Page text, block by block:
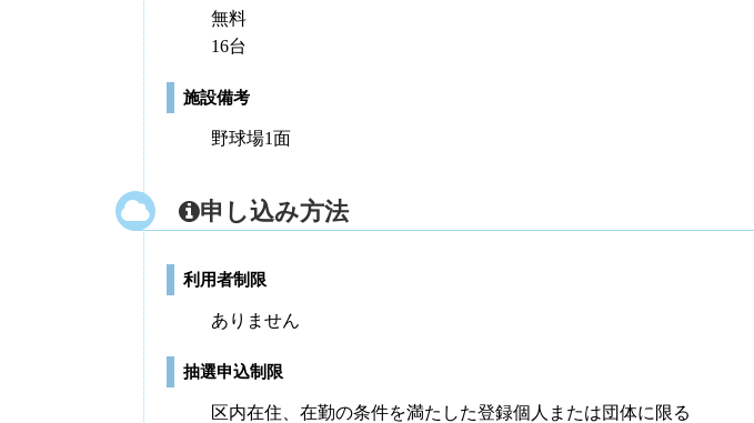
無料
16台
施設備考
野球場1面
申し込み方法
利用者制限
ありません
抽選申込制限
区内在住、在勤の条件を満たした登録個人または団体に限る